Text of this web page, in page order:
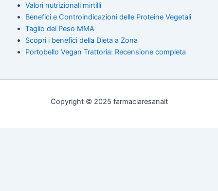
Valori nutrizionali mirtilli
Benefici e Controindicazioni delle Proteine Vegetali
Taglio del Peso MMA
Scopri i benefici della Dieta a Zona
Portobello Vegan Trattoria: Recensione completa
Copyright © 2025 farmaciaresanait